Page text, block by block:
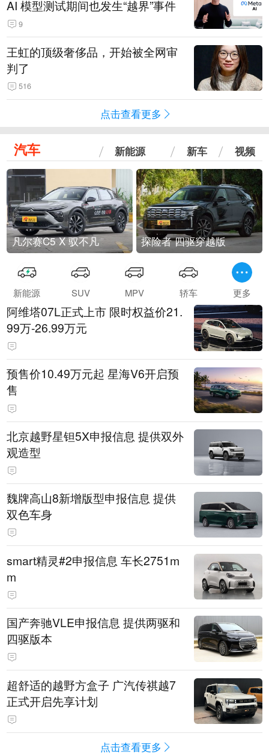
AI 模型测试期间也发生“越界”事件
9
王虹的顶级奢侈品，开始被全网审
判了
516
点击查看更多
汽车 新能源 新车 视频
凡尔赛C5 X 驭不凡 探险者 四驱穿越版
新能源 SUV MPV 轿车 更多
阿维塔07L正式上市 限时权益价21.
99万-26.99万元
预售价10.49万元起 星海V6开启预
售
北京越野星钽5X申报信息 提供双外
观造型
魏牌高山8新增版型申报信息 提供
双色车身
smart精灵#2申报信息 车长2751m
m
国产奔驰VLE申报信息 提供两驱和
四驱版本
超舒适的越野方盒子 广汽传祺越7
正式开启先享计划
点击查看更多